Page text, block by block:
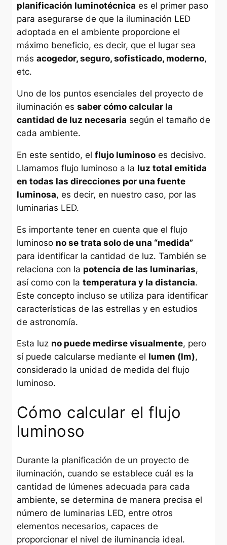
planificación luminotécnica es el primer paso
para asegurarse de que la iluminación LED
adoptada en el ambiente proporcione el
máximo beneficio, es decir, que el lugar sea
más acogedor, seguro, sofisticado, moderno,
etc.
Uno de los puntos esenciales del proyecto de
iluminación es saber cómo calcular la
cantidad de luz necesaria según el tamaño de
cada ambiente.
En este sentido, el flujo luminosoes decisivo.
Llamamos flujo luminoso a la luz total emitida
en todas las direcciones por una fuente
luminosa, es decir, en nuestro caso, por las
luminarias LED.
Es importante tener en cuenta que el flujo
luminoso no se trata solo de una “medida”
para identificar la cantidad de luz. También se
relaciona con la potencia de las luminarias,
así como con la temperatura y la distancia.
Este concepto incluso se utiliza para identificar
características de las estrellas y en estudios
de astronomía.
Esta luz no puede medirse visualmente, pero
sí puede calcularse mediante el lumen (lm),
considerado la unidad de medida del flujo
luminoso.
Cómo calcular el flujo
luminoso
Durante la planificación de un proyecto de
iluminación, cuando se establece cuál es la
cantidad de lúmenes adecuada para cada
ambiente, se determina de manera precisa el
número de luminarias LED, entre otros
elementos necesarios, capaces de
proporcionar el nivel de iluminancia ideal.